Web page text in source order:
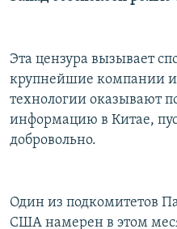
Эта цензура вызывает
крупнейшие компании
технологии оказывают
информацию в Китае,
добровольно.
Один из подкомитетов
США намерен в этом